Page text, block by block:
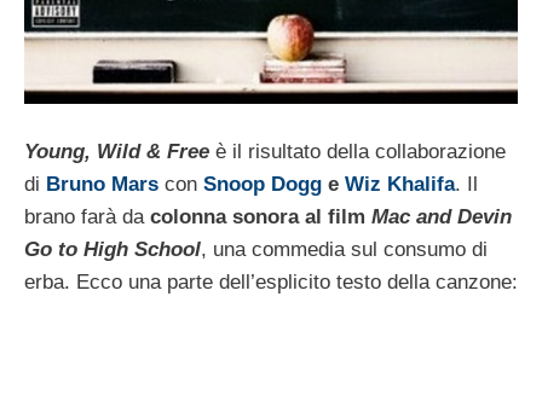
Young, Wild & Free è il risultato della collaborazione
di Bruno Mars con Snoop Dogg e Wiz Khalifa. Il
brano farà da colonna sonora al film Mac and Devin
Go to High School, una commedia sul consumo di
erba. Ecco una parte dell’esplicito testo della canzone: